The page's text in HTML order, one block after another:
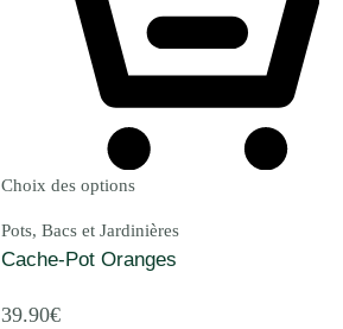
Choix des options
Pots, Bacs et Jardinières
Cache-Pot Oranges
39.90€